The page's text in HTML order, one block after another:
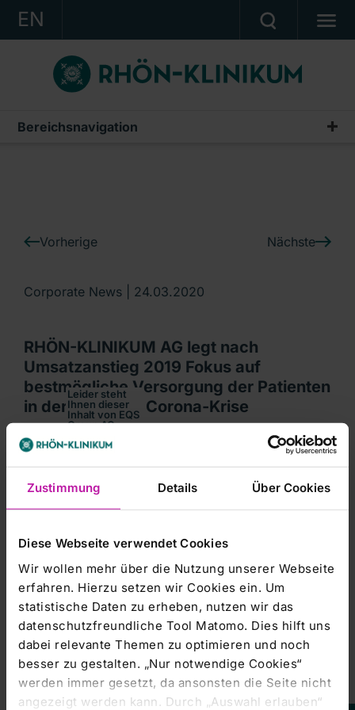
Zustimmung Details Über Cookies
Diese Webseite verwendet Cookies
Wir wollen mehr über die Nutzung unserer Webseite
erfahren. Hierzu setzen wir Cookies ein. Um
statistische Daten zu erheben, nutzen wir das
datenschutzfreundliche Tool Matomo. Dies hilft uns
dabei relevante Themen zu optimieren und noch
besser zu gestalten. „Nur notwendige Cookies“
werden immer gesetzt, da ansonsten die Seite nicht
angezeigt werden kann. Durch „Auswahl erlauben“
EN
KONZERN
KLINIKEN
KARRIERE
Ein Unternehmen der RHÖN-KLINIKUM AG
Bereichsnavigation
IR-News
Vorherige Nächste
Corporate News | 24.03.2020
RHÖN-KLINIKUM AG legt nach
Umsatzanstieg 2019 Fokus auf
bestmögliche Versorgung der Patienten
in der aktuellen Corona-Krise
DGAP-News: RHÖN-KLINIKUM Aktiengesellschaft /
Corporate News
Umsatz stieg 2019 um 5,8 Prozent auf 1,3 Mrd. Euro;
Klinikstandorte sind auf steigende Anzahl von
Operativer Start von Medgate Deutschland in 2020;
2019 verstärkt operative Herausforderungen an
Ausblick für 2020: Umsatz in Höhe von 1,4 Mrd. Euro
Leider steht
Ihnen dieser
Inhalt von EQS
Group AG
zur
Um Ihnen das
Nutzererlebnis
ermöglichen,
Einstellungen
anzupassen.
Marketing-
Cookies
akzeptieren
Kursentwicklung